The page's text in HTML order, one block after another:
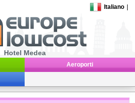
Italiano
Hotel Medea
Aeroporti